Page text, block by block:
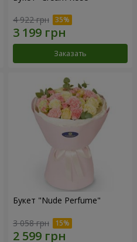
4 922 грн
Заказать
Букет "Nude Perfume"
3 058 грн